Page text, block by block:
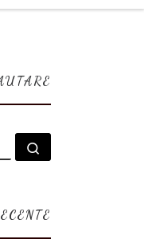
CĂUTARE